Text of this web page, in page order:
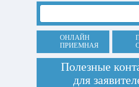
ОНЛАЙН
ПРИЕМНАЯ
Полезные
для